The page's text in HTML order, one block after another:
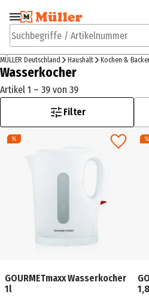
Zur Navigation
springen
Suchbegriffe / Artikelnummer
MÜLLER Deutschland Haushalt Kochen &
Wasserkocher
Artikel 1 – 39 von 39
Filter
GOURMETmaxx Wasserkocher
1l